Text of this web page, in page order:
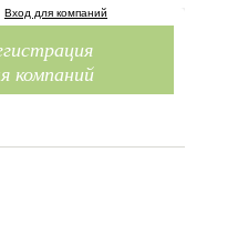
Вход для компаний
компаний